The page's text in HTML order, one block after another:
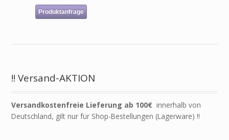
Produktanfrage
!! Versand-AKTION
Versandkostenfreie Lieferung ab 100€ innerhalb von
Deutschland, gilt nur für Shop-Bestellungen (Lagerware) !!